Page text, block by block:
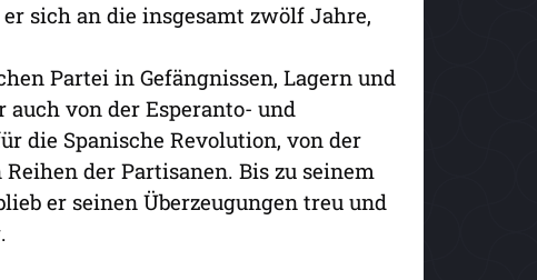
sich an die insgesamt zwölf Jahre,
Partei in Gefängnissen, Lagern und
von der Esperanto- und
die Spanische Revolution, von der
der Partisanen. Bis zu seinem
er seinen Überzeugungen treu und